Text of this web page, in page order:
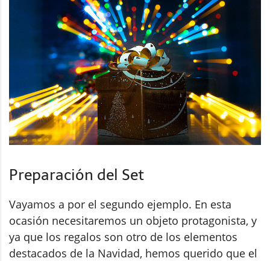
Preparación del Set
Vayamos a por el segundo ejemplo. En esta
ocasión necesitaremos un objeto protagonista, y
ya que los regalos son otro de los elementos
destacados de la Navidad, hemos querido que el